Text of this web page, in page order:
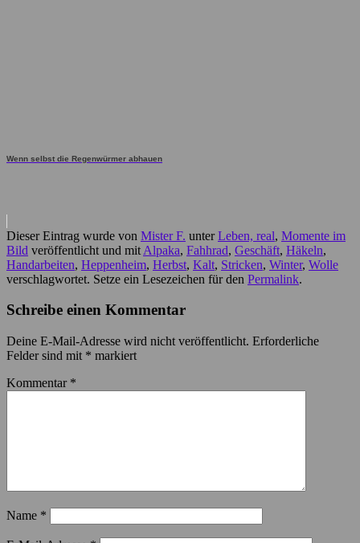
Wenn selbst die Regenwürmer abhauen
Dieser Eintrag wurde von Mister F. unterLeben, real, Momente im
Bild veröffentlicht und mit Alpaka, Fahhrad, Geschäft, Häkeln,
Handarbeiten, Heppenheim, Herbst, Kalt, Stricken, Winter, Wolle
verschlagwortet. Setze ein Lesezeichen für den Permalink.
Schreibe einen Kommentar
Deine E-Mail-Adresse wird nicht veröffentlicht. Erforderliche
Felder sind mit * markiert
Kommentar *
Name *